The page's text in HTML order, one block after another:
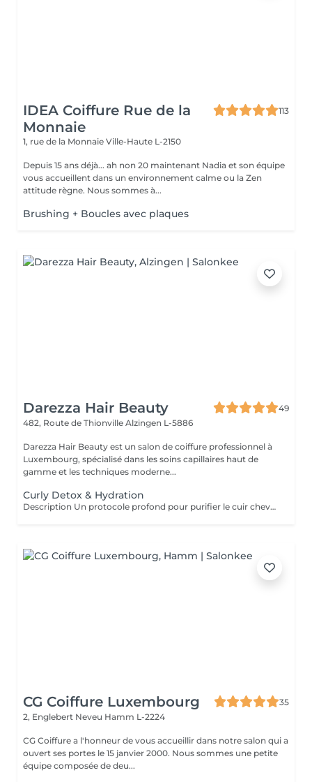
IDEA Coiffure Rue de la
Monnaie
113
1, rue de la Monnaie Ville-Haute L-2150
Depuis 15 ans déjà... ah non 20 maintenant Nadia et son équipe
vous accueillent dans un environnement calme ou la Zen
attitude règne. Nous sommes à...
Brushing + Boucles avec plaques
Darezza Hair Beauty
49
482, Route de Thionville Alzingen L-5886
Darezza Hair Beauty est un salon de coiffure professionnel à
Luxembourg, spécialisé dans les soins capillaires haut de
gamme et les techniques moderne...
Curly Detox & Hydration
Description Un protocole profond pour purifier le cuir chevelu et réhydrater les cheveux bouclés. Le service comprend : Diagnostic capillaire Shampooing detox purifiant Soin réparateur profond Massage cuir chevelu Définition des boucles Résultat : cheveux plus légers, boucles revitalisées et brillance naturelle.
CG Coiffure Luxembourg
35
2, Englebert Neveu Hamm L-2224
CG Coiffure a l'honneur de vous accueillir dans notre salon qui a
ouvert ses portes le 15 janvier 2000. Nous sommes une petite
équipe composée de deu...